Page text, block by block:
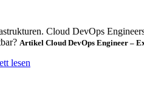
Cloud DevOps
Artikel Cloud DevOps Engineer –
lesen